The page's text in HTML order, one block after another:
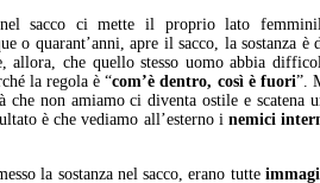
sacco ci mette il proprio lato
o quarant’anni, apre il sacco, la sostanza è
allora, che quello stesso uomo abbia
la regola è “com’è dentro, così è fuori”.
che non amiamo ci diventa ostile e scatena
è che vediamo all’esterno i nemici
la sostanza nel sacco, erano tutte